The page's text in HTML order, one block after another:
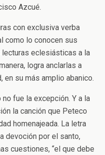
Azcué.
con exclusiva verba
como lo conocen sus
eclesiásticas a la
logra anclarlas a
su más amplio abanico.
fue la excepción. Y a la
la canción que Peteco
homenajeada. La letra
devoción por el santo,
cuestiones, “el que debe